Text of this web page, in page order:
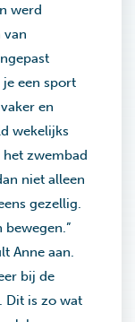
werd
van
een sport
en
wekelijks
zwembad
niet alleen
gezellig.
Anne aan.
bij de
Dit is zo wat